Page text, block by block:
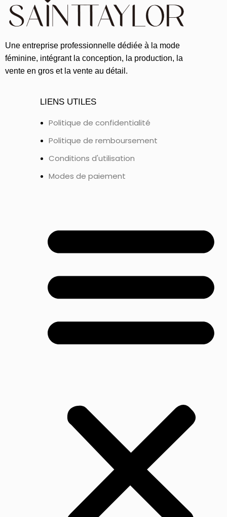
Une entreprise professionnelle dédiée à la mode
féminine, intégrant la conception, la production, la
vente en gros et la vente au détail.
LIENS UTILES
Politique de confidentialité
Politique de remboursement
Conditions d'utilisation
Modes de paiement